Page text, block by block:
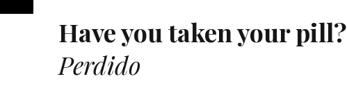
Have you taken your pill?
Perdido